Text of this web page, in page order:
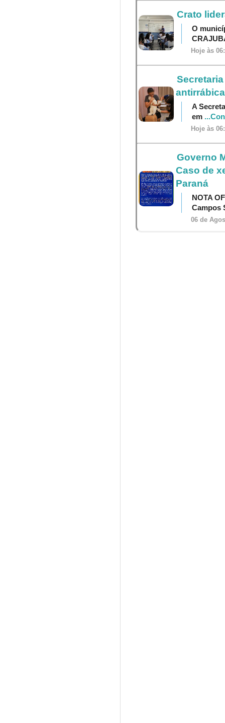
Crato
O
Hoje às
A
em
Hoje às
Governo
Caso de
Paraná
NOTA
Campos
06 de